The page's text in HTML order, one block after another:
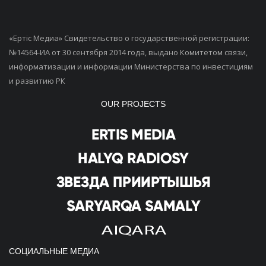
«Ертiс Медиа» Свидетельство о государственной регистрации:
№14564-ИА от 30 сентября 2014 года, выдано Комитетом связи,
информатизации и информации Министерства по инвестициям
и развитию РК
OUR PROJECTS
СОЦИАЛЬНЫЕ МЕДИА